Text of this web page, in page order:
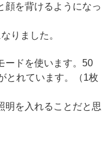
顔を背けるようになっ
りました。
ードを使います。50
とれています。（1枚
明を入れることだと思